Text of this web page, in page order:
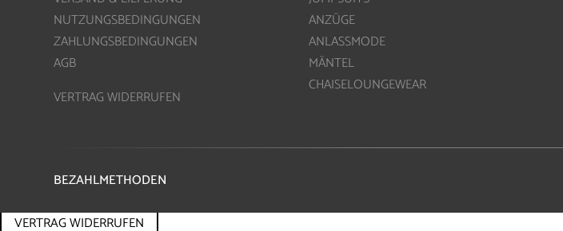
NUTZUNGSBEDINGUNGEN
ZAHLUNGSBEDINGUNGEN
AGB
VERTRAG WIDERRUFEN
ANZÜGE
ANLASSMODE
MÄNTEL
CHAISELOUNGEWEAR
BEZAHLMETHODEN
VERTRAG WIDERRUFEN